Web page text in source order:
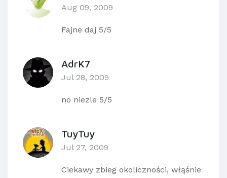
Aug 09, 2009
Fajne daj 5/5
AdrK7
Jul 28, 2009
no niezle 5/5
TuyTuy
Jul 27, 2009
Ciekawy zbieg okoliczności, włąśnie